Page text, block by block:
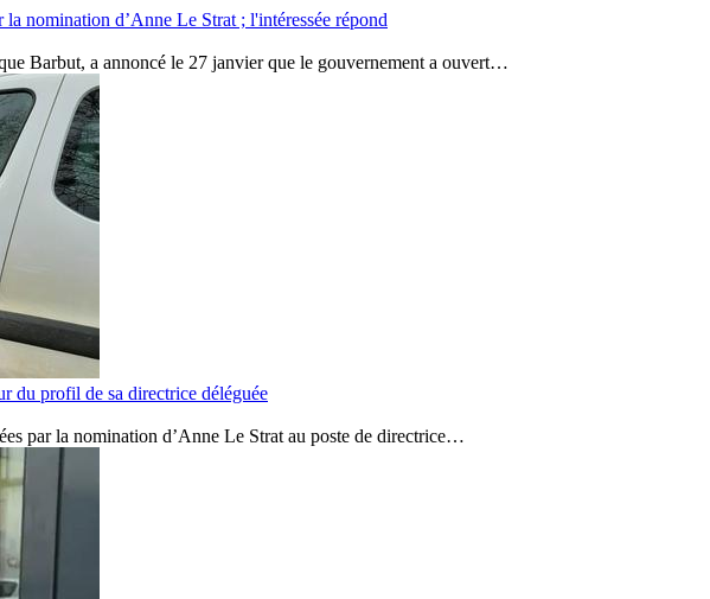
nomination d’Anne Le Strat ; l'intéressée répond
Barbut, a annoncé le 27 janvier que le gouvernement a ouvert…
du profil de sa directrice déléguée
par la nomination d’Anne Le Strat au poste de directrice…